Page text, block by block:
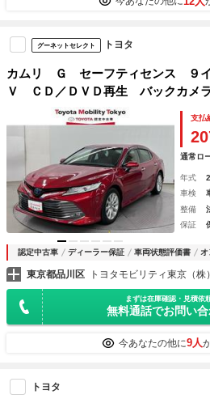
グーネットセレクト トヨタ
カムリ Ｇ セーフティセンス ９
Ｖ ＣＤ／ＤＶＤ再生 バックカメ
ズコントロール パワーシート ス
ライト アルミホイール
支払
通常ロ
年式
車検
整備
保証
認定中古車 ディーラー保証 車両状態評価書
東京都品川区 トヨタモビリティ東京（
まずは在庫確認・見積依
無料通話でお問い
今あなたの他に9人
トヨタ